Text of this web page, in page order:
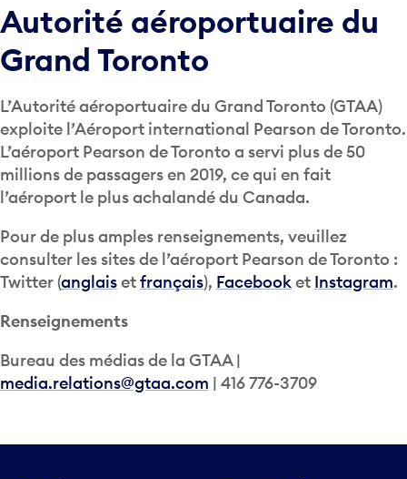
Autorité aéroportuaire du
Grand Toronto
L’Autorité aéroportuaire du Grand Toronto (GTAA)
exploite l’Aéroport international Pearson de Toronto.
L’aéroport Pearson de Toronto a servi plus de 50
millions de passagers en 2019, ce qui en fait
l’aéroport le plus achalandé du Canada.
Pour de plus amples renseignements, veuillez
consulter les sites de l’aéroport Pearson de Toronto :
Twitter (anglaisetfrançais), Facebooket Instagram.
Renseignements
Bureau des médias de la GTAA |
media.relations@gtaa.com | 416 776-3709